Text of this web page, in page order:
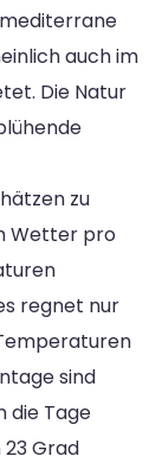
auch im
Die Natur
zu
Wetter pro
regnet nur
sind
die Tage
Grad